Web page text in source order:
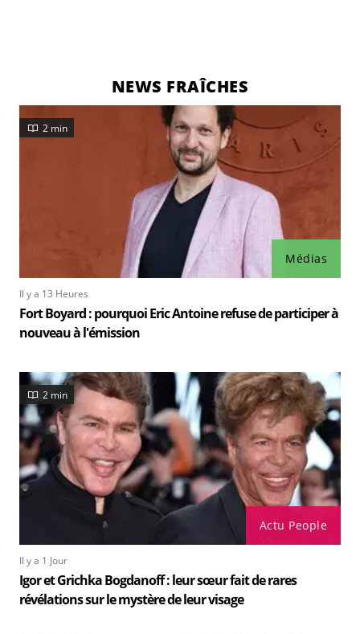
NEWS FRAÎCHES
Médias
2 min
Il y a 13 Heures
Fort Boyard : pourquoi Eric Antoine refuse de participer à
nouveau à l'émission
Actu People
2 min
Il y a 1 Jour
Igor et Grichka Bogdanoff : leur sœur fait de rares
révélations sur le mystère de leur visage